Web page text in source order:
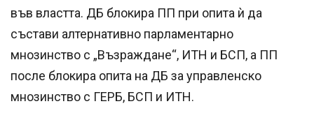
във властта. ДБ блокира ПП при опита ѝ да
състави алтернативно парламентарно
мнозинство с „Възраждане“, ИТН и БСП, а ПП
после блокира опита на ДБ за управленско
мнозинство с ГЕРБ, БСП и ИТН.